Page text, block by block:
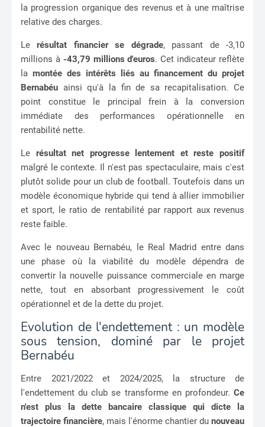
la progression organique des revenus et à une maîtrise
relative des charges.
Lerésultat financier se dégrade, passant de -3,10
millions à -43,79 millions d'euros. Cet indicateur reflète
la montée des intérêts liés au financement du projet
Bernabéu ainsi qu'à la fin de sa recapitalisation. Ce
point constitue le principal frein à la conversion
immédiate des performances opérationnelle en
rentabilité nette.
Le résultat net progresse lentement et reste positif
malgré le contexte. Il n'est pas spectaculaire, mais c'est
plutôt solide pour un club de football. Toutefois dans un
modèle économique hybride qui tend à allier immobilier
et sport, le ratio de rentabilité par rapport aux revenus
reste faible.
Avec le nouveau Bernabéu, le Real Madrid entre dans
une phase où la viabilité du modèle dépendra de
convertir la nouvelle puissance commerciale en marge
nette, tout en absorbant progressivement le coût
opérationnel et de la dette du projet.
Evolution de l'endettement : un modèle
sous tension, dominé par le projet
Bernabéu
Entre 2021/2022 et 2024/2025, la structure de
l'endettement du club se transforme en profondeur. Ce
n'est plus la dette bancaire classique qui dicte la
trajectoire financière, mais l'énorme chantier du nouveau